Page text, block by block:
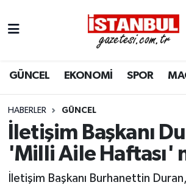
GÜNCEL EKONOMİ SPOR
HABERLER GÜNCEL
İletişim Başkanı
'Milli Aile Haftası'
İletişim Başkanı Burhanettin
EKONOMİ
İSTANBUL
DÜNYA
Nöbetçi Eczaneler
Hava Durumu
Trafik Durumu
Süper Lig Puan Durumu ve